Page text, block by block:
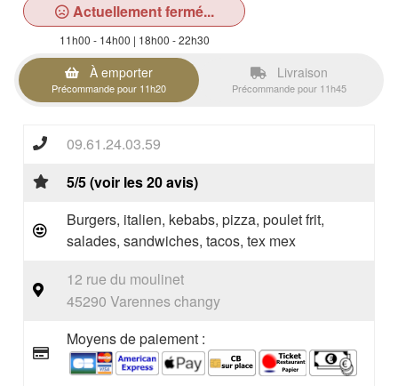
Actuellement fermé...
11h00 - 14h00 | 18h00 - 22h30
À emporter
Précommande pour 11h20
Livraison
Précommande pour 11h45
09.61.24.03.59
5/5 (voir les 20 avis)
Burgers, italien, kebabs, pizza, poulet frit,
salades, sandwiches, tacos, tex mex
12 rue du moulinet
45290 Varennes changy
Moyens de paiement :